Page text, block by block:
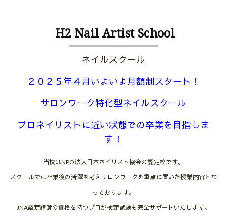
H2 Nail Artist School
ネイルスクール
２０２５年４月いよいよ月額制スタート！
サロンワーク特化型ネイルスクール
プロネイリストに近い状態での卒業を目指しま
す！
当校はNPO法人日本ネイリスト協会の認定校です。
スクールでは卒業後の活躍を考えサロンワークを重点に置いた授業内容とな
っております。
JNA認定講師の資格を持つプロが検定試験も完全サポートいたします。